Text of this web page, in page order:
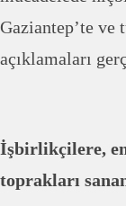
Gaziantep’te ve
açıklamaları
İşbirlikçilere,
toprakları